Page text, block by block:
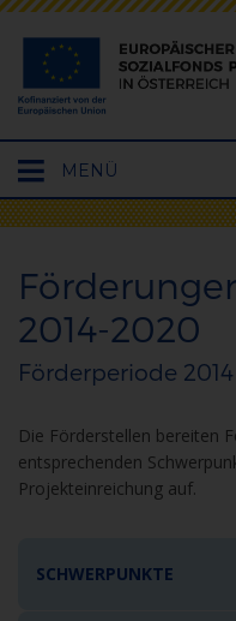
Hauptmenü
öffnen
MENÜ
2014-2020
Förderperiode
Die Förderstellen bereiten
entsprechenden
Projekteinreichung auf.
SCHWERPUNKTE